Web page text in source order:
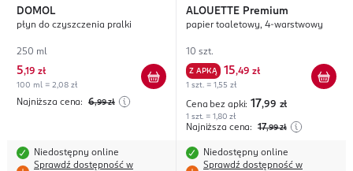
DOMOL
płyn do czyszczenia pralki
250 ml
5,19 zł
100 ml = 2,08 zł
Najniższa cena: 6,99 zł
Niedostępny online
Sprawdź dostępność w
ALOUETTE Premium
papier toaletowy, 4-warstwowy
10 szt.
Z APKĄ 15,49 zł
1 szt. = 1,55 zł
Cena bez apki: 17,99 zł
1 szt. = 1,80 zł
Najniższa cena: 17,99 zł
Niedostępny online
Sprawdź dostępność w